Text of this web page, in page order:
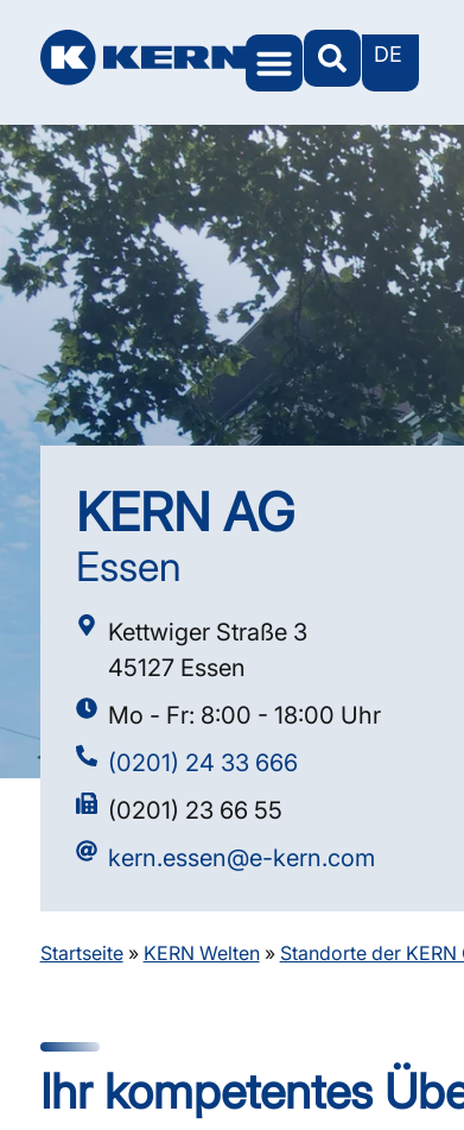
DE
KERN AG
Essen
Kettwiger Straße 3
45127 Essen
Mo - Fr: 8:00 - 18:00 Uhr
(0201) 24 33 666
(0201) 23 66 55
kern.essen@e-kern.com
Startseite» KERN Welten» Standorte der KERN
Ihr kompetentes